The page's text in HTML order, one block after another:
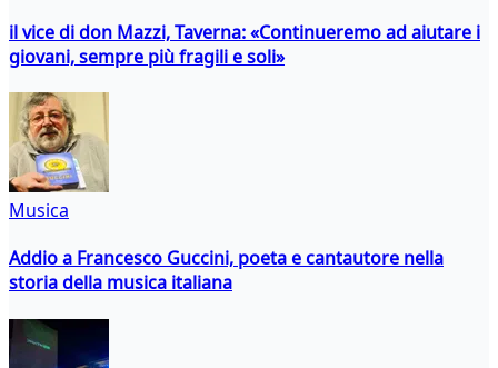
il vice di don Mazzi, Taverna: «Continueremo ad aiutare i
giovani, sempre più fragili e soli»
Musica
Addio a Francesco Guccini, poeta e cantautore nella
storia della musica italiana